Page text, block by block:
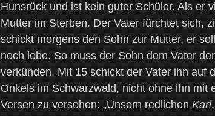
Hunsrück und ist kein guter Schüler. Als er
Mutter im Sterben. Der Vater fürchtet sich,
schickt morgens den Sohn zur Mutter, er
noch lebe. So muss der Sohn dem Vater
verkünden. Mit 15 schickt der Vater ihn auf
Onkels im Schwarzwald, nicht ohne ihn mit
Versen zu versehen: „Unsern redlichen Karl